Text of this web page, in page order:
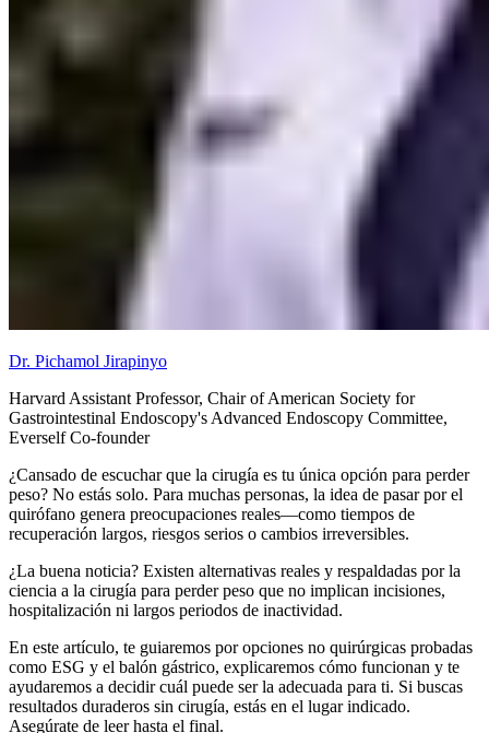
Dr. Pichamol Jirapinyo
Harvard Assistant Professor, Chair of American Society for
Gastrointestinal Endoscopy's Advanced Endoscopy Committee,
Everself Co-founder
¿Cansado de escuchar que la cirugía es tu única opción para perder
peso? No estás solo. Para muchas personas, la idea de pasar por el
quirófano genera preocupaciones reales—como tiempos de
recuperación largos, riesgos serios o cambios irreversibles.
¿La buena noticia? Existen alternativas reales y respaldadas por la
ciencia a la cirugía para perder peso que no implican incisiones,
hospitalización ni largos periodos de inactividad.
En este artículo, te guiaremos por opciones no quirúrgicas probadas
como ESG y el balón gástrico, explicaremos cómo funcionan y te
ayudaremos a decidir cuál puede ser la adecuada para ti. Si buscas
resultados duraderos sin cirugía, estás en el lugar indicado.
Asegúrate de leer hasta el final.